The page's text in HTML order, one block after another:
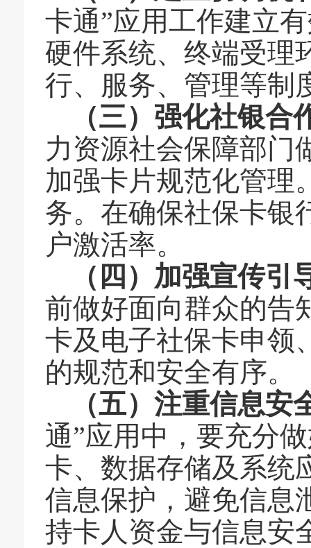
卡通”应用工作建立
硬件系统、终端受理
行、服务、管理等制
（三）强化社银合
力资源社会保障部门
加强卡片规范化管理
务。在确保社保卡银
户激活率。
（四）加强宣传引
前做好面向群众的告
卡及电子社保卡申领
的规范和安全有序。
（五）注重信息安
通”应用中，要充分
卡、数据存储及系统
信息保护，避免信息
持卡人资金与信息安